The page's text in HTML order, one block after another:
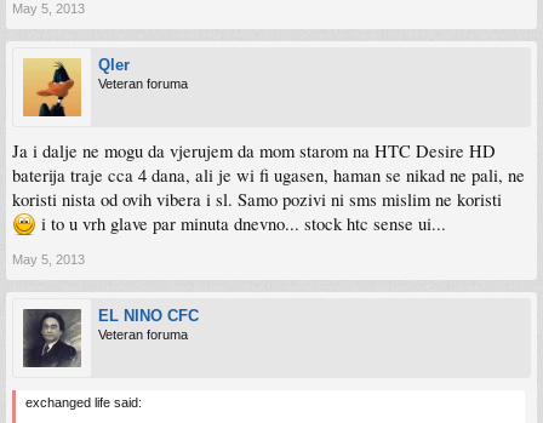
May 5, 2013
Qler
Veteran foruma
Ja i dalje ne mogu da vjerujem da mom starom na HTC Desire HD
baterija traje cca 4 dana, ali je wi fi ugasen, haman se nikad ne pali, ne
koristi nista od ovih vibera i sl. Samo pozivi ni sms mislim ne koristi
i to u vrh glave par minuta dnevno... stock htc sense ui...
May 5, 2013
EL NINO CFC
Veteran foruma
exchanged life said: